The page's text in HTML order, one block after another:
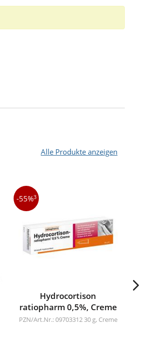
Alle Produkte anzeigen
-55%3
Hydrocortison
ratiopharm 0,5%, Creme
PZN/Art.Nr.: 09703312 30 g, Creme